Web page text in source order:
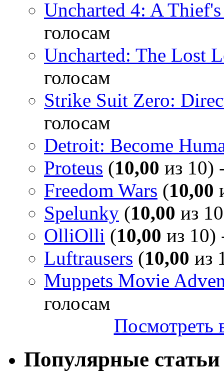
Uncharted 4: A
голосам
Uncharted: The Lost
голосам
Strike Suit Zero:
голосам
Detroit: Become
Proteus (10,00 из 10)
Freedom Wars (10,00
Spelunky (10,00 из
OlliOlli (10,00 из 10)
Luftrausers (10,00 из
Muppets Movie
голосам
Посмотреть
Популярные статьи